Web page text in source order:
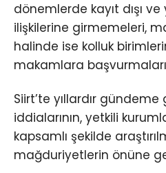
dönemlerde kayıt dışı
ilişkilerine girmemeleri,
halinde ise kolluk
makamlara
Siirt’te yıllardır
iddialarının, yetkili
kapsamlı şekilde
mağduriyetlerin önüne